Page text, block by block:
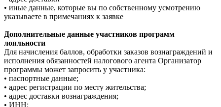
• иные данные, которые вы по собственному усмотрению
указываете в примечаниях к заявке
Дополнительные данные участников программ
лояльности
Для начисления баллов, обработки заказов вознаграждений и
исполнения обязанностей налогового агента Организатор
программы может запросить у участника:
• паспортные данные;
• адрес регистрации по месту жительства;
• адрес доставки вознаграждения;
• ИНН;